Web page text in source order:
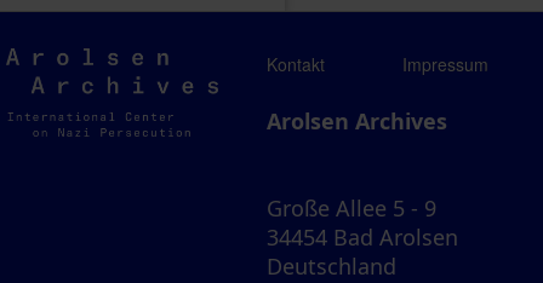
Arolsen
Archives
Kontakt Impressum
Arolsen Archives
Große Allee 5 - 9
34454 Bad Arolsen
Deutschland